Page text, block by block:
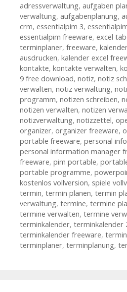
adressverwaltung, aufgaben
verwaltung, aufgabenplanung,
crm, essentialpim 3,
essentialpim freeware, excel
terminplaner, freeware,
ausdrucken, kalender excel
kontakte, kontakte verwalten,
9 free download, notiz, notiz
verwalten, notiz verwaltung,
programm, notizen schreiben,
notizen verwalten, notizen
notizverwaltung, notizzettel,
organizer, organizer freeware,
portable freeware, personal
personal information manager
freeware, pim portable,
portable programme,
kostenlos vollversion, spiele
termin, termin planen, termin
verwaltung, termine, termine
termine verwalten, termine
terminkalender, terminkalender
terminkalender freeware,
terminplaner, terminplanung,